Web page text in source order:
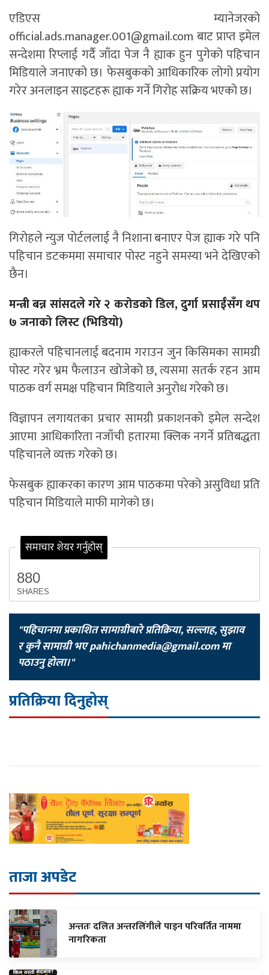
एडिएस म्यानेजरको
official.ads.manager.001@gmail.com बाट प्राप्त इमेल
सन्देशमा रिप्लाई गर्दै जाँदा पेज नै ह्याक हुन पुगेको पहिचान
मिडियाले जनाएको छ। फेसबुकको आधिकारिक लोगो प्रयोग
गरेर अनलाइन साइटहरू ह्याक गर्ने गिरोह सक्रिय भएको छ।
गिरोहले न्युज पोर्टललाई नै निशाना बनाएर पेज ह्याक गरे पनि
पहिचान डटकममा समाचार पोस्ट नहुने समस्या भने देखिएको
छैन।
मन्त्री बन्न सांसदले गरे २ करोडको डिल, दुर्गा प्रसाईँसँग थप
७ जनाको लिस्ट (भिडियो)
ह्याकरले पहिचानलाई बदनाम गराउन जुन किसिमका सामग्री
पोस्ट गरेर भ्रम फैलाउन खोजेको छ, त्यसमा सतर्क रहन आम
पाठक वर्ग समक्ष पहिचान मिडियाले अनुरोध गरेको छ।
विज्ञापन लगायतका प्रचार सामग्री प्रकाशनको इमेल सन्देश
आएमा आधिकारिता नजाँची हतारमा क्लिक नगर्ने प्रतिबद्धता
पहिचानले व्यक्त गरेको छ।
फेसबुक ह्याकरका कारण आम पाठकमा परेको असुविधा प्रति
पहिचान मिडियाले माफी मागेको छ।
समाचार शेयर गर्नुहोस्
880
SHARES
"पहिचानमा प्रकाशित सामाग्रीबारे प्रतिक्रिया, सल्लाह, सुझाव
र कुनै सामाग्री भएpahichanmedia@gmail.comमा
पठाउनु होला।"
प्रतिक्रिया दिनुहोस्
ताजा अपडेट
अन्ततः दलित अन्तरलिंगीले पाइन परिवर्तित नाममा
नागरिकता